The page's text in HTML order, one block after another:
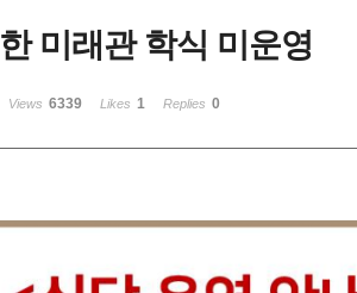
미래관 학식 미운영
Views 6339 Likes 1 Replies 0